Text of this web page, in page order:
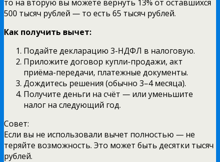
то на вторую вы можете вернуть 13% от оставшихся
500 тысяч рублей — то есть 65 тысяч рублей.
Как получить вычет:
Подайте декларацию 3-НДФЛ в налоговую.
Приложите договор купли-продажи, акт
приёма-передачи, платежные документы.
Дождитесь решения (обычно 3–4 месяца).
Получите деньги на счёт — или уменьшите
налог на следующий год.
Совет:
Если вы не использовали вычет полностью — не
теряйте возможность. Это может быть десятки тысяч
рублей.